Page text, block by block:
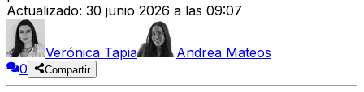
Actualizado: 30 junio 2026 a las 09:07
Verónica Tapia
Andrea Mateos
0
Compartir